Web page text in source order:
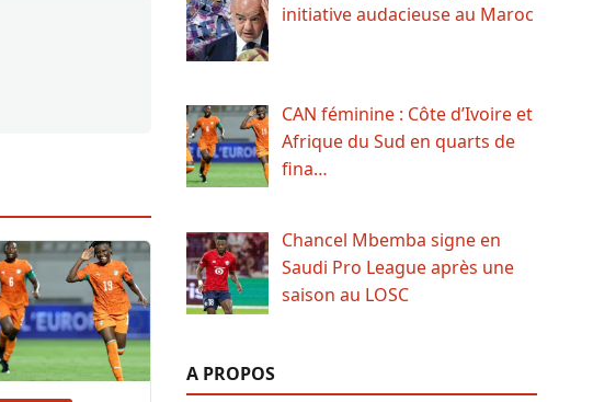
initiative audacieuse au Maroc
CAN féminine : Côte d’Ivoire et
Afrique du Sud en quarts de
fina…
Chancel Mbemba signe en
Saudi Pro League après une
saison au LOSC
A PROPOS